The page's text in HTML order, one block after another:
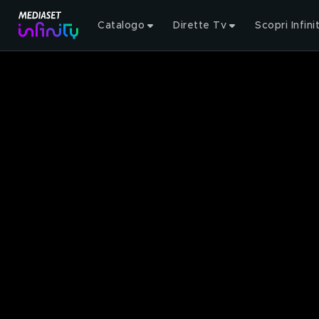
Catalogo Dirette Tv Scopri